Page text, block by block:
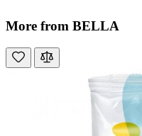
More from BELLA